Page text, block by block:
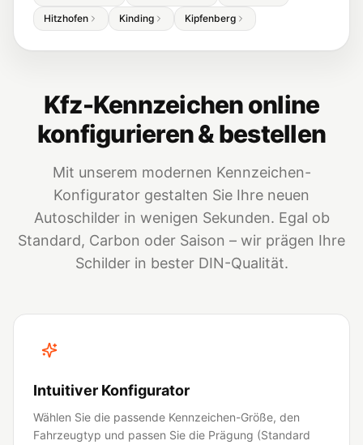
Hitzhofen Kinding Kipfenberg
Kfz-Kennzeichen online
konfigurieren & bestellen
Mit unserem modernen Kennzeichen-
Konfigurator gestalten Sie Ihre neuen
Autoschilder in wenigen Sekunden. Egal ob
Standard, Carbon oder Saison – wir prägen Ihre
Schilder in bester DIN-Qualität.
Intuitiver Konfigurator
Wählen Sie die passende Kennzeichen-Größe, den
Fahrzeugtyp und passen Sie die Prägung (Standard